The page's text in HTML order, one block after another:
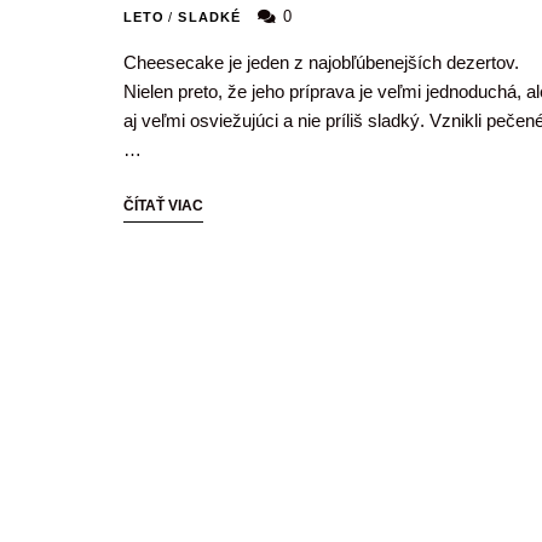
LETO / SLADKÉ 0
Cheesecake je jeden z najobľúbenejších dezertov.
Nielen preto, že jeho príprava je veľmi jednoduchá,
aj veľmi osviežujúci a nie príliš sladký. Vznikli
…
ČÍTAŤ VIAC